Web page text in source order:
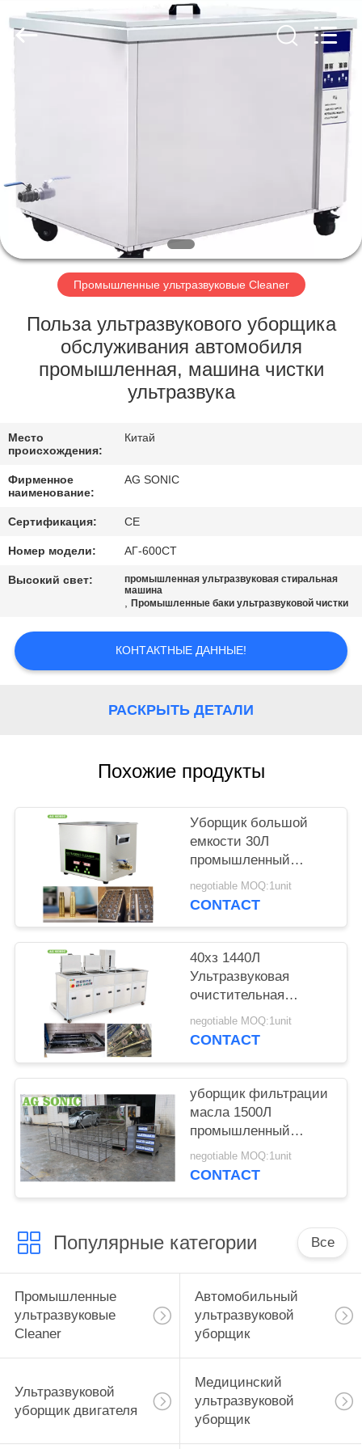
VR
ШОУ
НАС
ПУТЕШЕСТВИЕ
ПРОВЕРКА
КАЧЕСТВА
СВЯЖИТЕСЬ
МЫ
СПРОСИТЕ
ЦИТАТУ
PRIVACY
POLICY
limited.
Промышленные ультразвуковые Cleaner
Польза ультразвукового уборщика
обслуживания автомобиля
промышленная, машина чистки
ультразвука
Место
происхождения:
Китай
Фирменное
наименование:
AG SONIC
Сертификация: CE
Номер модели: АГ-600СТ
Высокий свет:
промышленная ультразвуковая стиральная
машина
,Промышленные баки ультразвуковой чистки
КОНТАКТНЫЕ ДАННЫЕ!
РАСКРЫТЬ ДЕТАЛИ
Похожие продукты
Уборщик большой
емкости 30Л
промышленный
ультразвуковой для
чистки карбюраторов/
negotiable MOQ:1unit
CONTACT
40хз 1440Л
Ультразвуковая
очистительная
машина 4 танков,
очищающих
negotiable MOQ:1unit
CONTACT
уборщик фильтрации
масла 1500Л
промышленный
ультразвуковой для
лезвия Турбо/
negotiable MOQ:1unit
CONTACT
Популярные категории Все
Промышленные
ультразвуковые
Cleaner
Автомобильный
ультразвуковой
уборщик
Ультразвуковой
уборщик двигателя
Медицинский
ультразвуковой
уборщик